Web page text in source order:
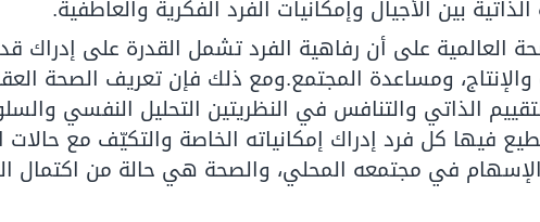
بين الأجيال وإمكانيات الفرد الفكرية والعاطفية.
العالمية على أن رفاهية الفرد تشمل القدرة على إدراك
والإنتاج، ومساعدة المجتمع.ومع ذلك فإن تعريف الصحة
الذاتي والتنافس في النظريتين التحليل النفسي
فيها كل فرد إدراك إمكانياته الخاصة والتكيّف مع حالات
في مجتمعه المحلي، والصحة هي حالة من اكتمال